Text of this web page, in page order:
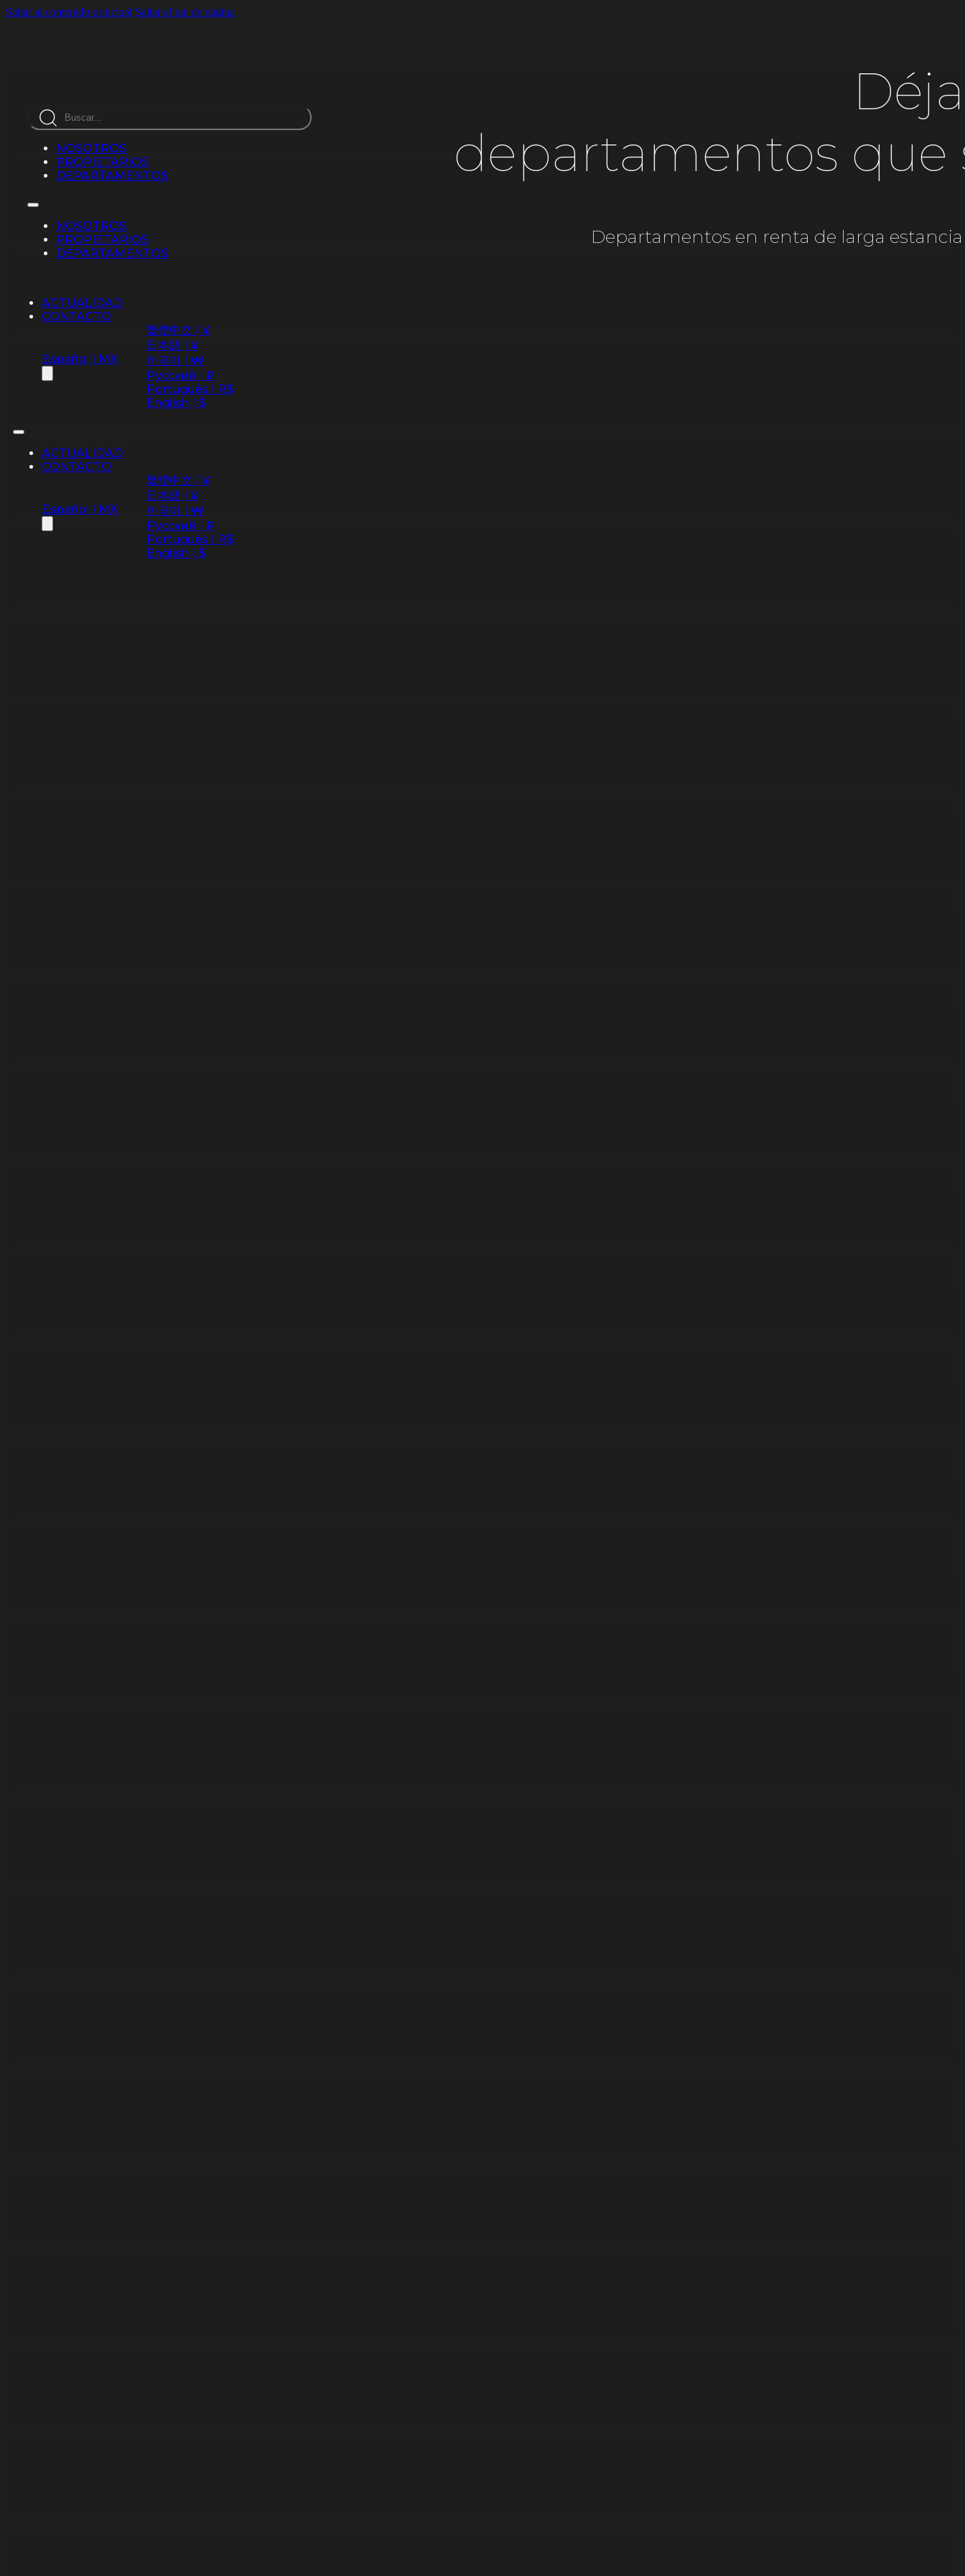
Saltar al contenido principal Saltar al pie de página
Busca
en
NOSOTROS
PROPIETARIOS
DEPARTAMENTOS
NOSOTROS
PROPIETARIOS
DEPARTAMENTOS
ACTUALIDAD
CONTACTO
Español | MX
繁體中文 | ¥
日本語 | ¥
한국어 | ₩
Русский | ₽
Português | R$
English | $
ACTUALIDAD
CONTACTO
Español | MX
繁體中文 | ¥
日本語 | ¥
한국어 | ₩
Русский | ₽
Português | R$
English | $
departamentos que
Departamentos en renta de larga